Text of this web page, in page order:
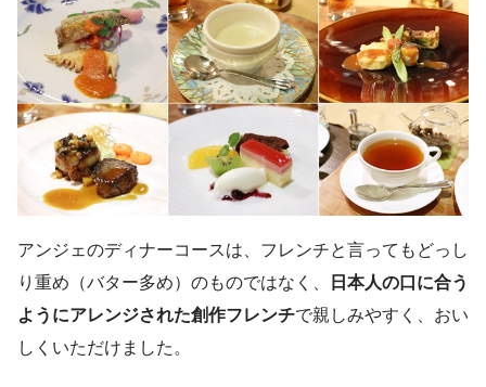
アンジェのディナーコースは、フレンチと言ってもどっし
り重め（バター多め）のものではなく、 日本人の口に合う
ようにアレンジされた創作フレンチで親しみやすく、おい
しくいただけました。